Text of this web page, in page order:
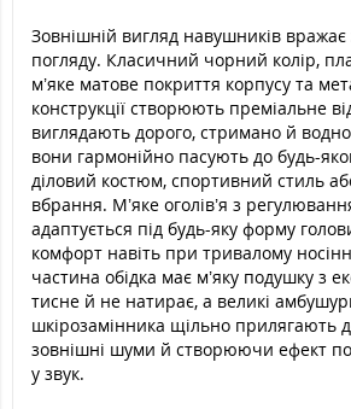
Зовнішній вигляд навушників
погляду. Класичний чорний колір,
м’яке матове покриття корпусу та
конструкції створюють преміальне
виглядають дорого, стримано й
вони гармонійно пасують до будь-
діловий костюм, спортивний стиль
вбрання. М’яке оголів’я з
адаптується під будь-яку форму
комфорт навіть при тривалому
частина обідка має м’яку подушку з
тисне й не натирає, а великі
шкірозамінника щільно прилягають
зовнішні шуми й створюючи ефект
у звук.